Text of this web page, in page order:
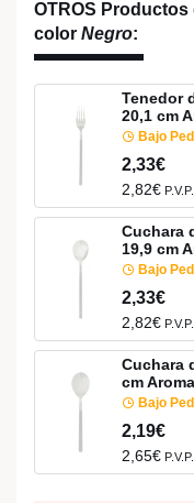
OTROS Productos
color Negro:
Tenedor
20,1 cm
Bajo
2,33€
2,82€ P.V.P.
Cuchara
19,9 cm
Bajo
2,33€
2,82€ P.V.P.
Cuchara
cm
Bajo
2,19€
2,65€ P.V.P.